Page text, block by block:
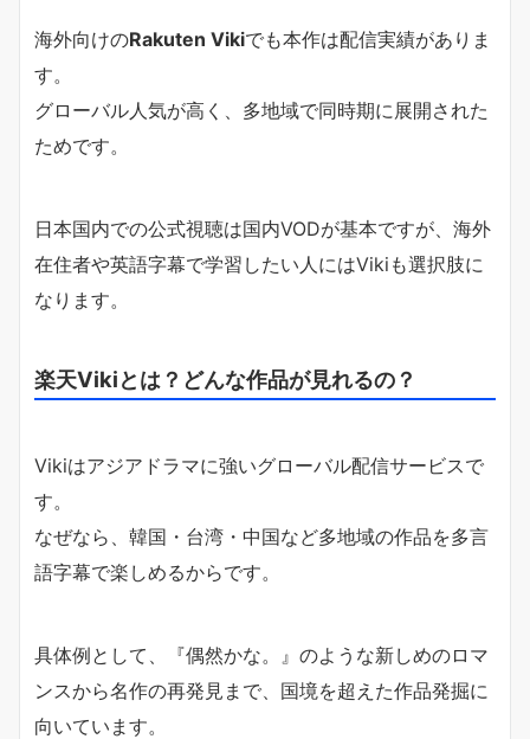
海外向けのRakuten Vikiでも本作は配信実績がありま
す。
グローバル人気が高く、多地域で同時期に展開された
ためです。
日本国内での公式視聴は国内VODが基本ですが、海外
在住者や英語字幕で学習したい人にはVikiも選択肢に
なります。
楽天Vikiとは？どんな作品が見れるの？
Vikiはアジアドラマに強いグローバル配信サービスで
す。
なぜなら、韓国・台湾・中国など多地域の作品を多言
語字幕で楽しめるからです。
具体例として、『偶然かな。』のような新しめのロマ
ンスから名作の再発見まで、国境を超えた作品発掘に
向いています。